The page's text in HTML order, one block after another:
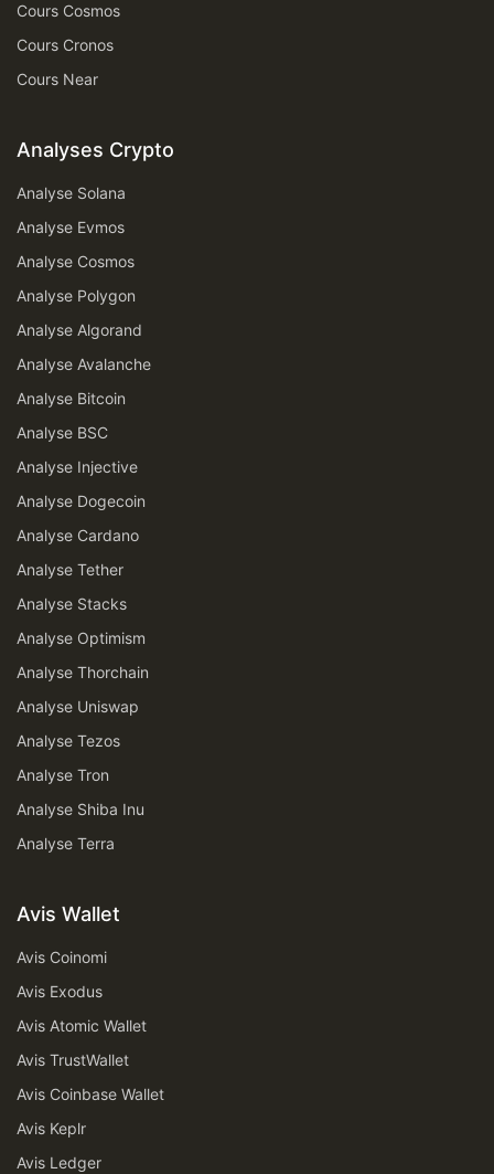
Cours Cosmos
Cours Cronos
Cours Near
Analyses Crypto
Analyse Solana
Analyse Evmos
Analyse Cosmos
Analyse Polygon
Analyse Algorand
Analyse Avalanche
Analyse Bitcoin
Analyse BSC
Analyse Injective
Analyse Dogecoin
Analyse Cardano
Analyse Tether
Analyse Stacks
Analyse Optimism
Analyse Thorchain
Analyse Uniswap
Analyse Tezos
Analyse Tron
Analyse Shiba Inu
Analyse Terra
Avis Wallet
Avis Coinomi
Avis Exodus
Avis Atomic Wallet
Avis TrustWallet
Avis Coinbase Wallet
Avis Keplr
Avis Ledger